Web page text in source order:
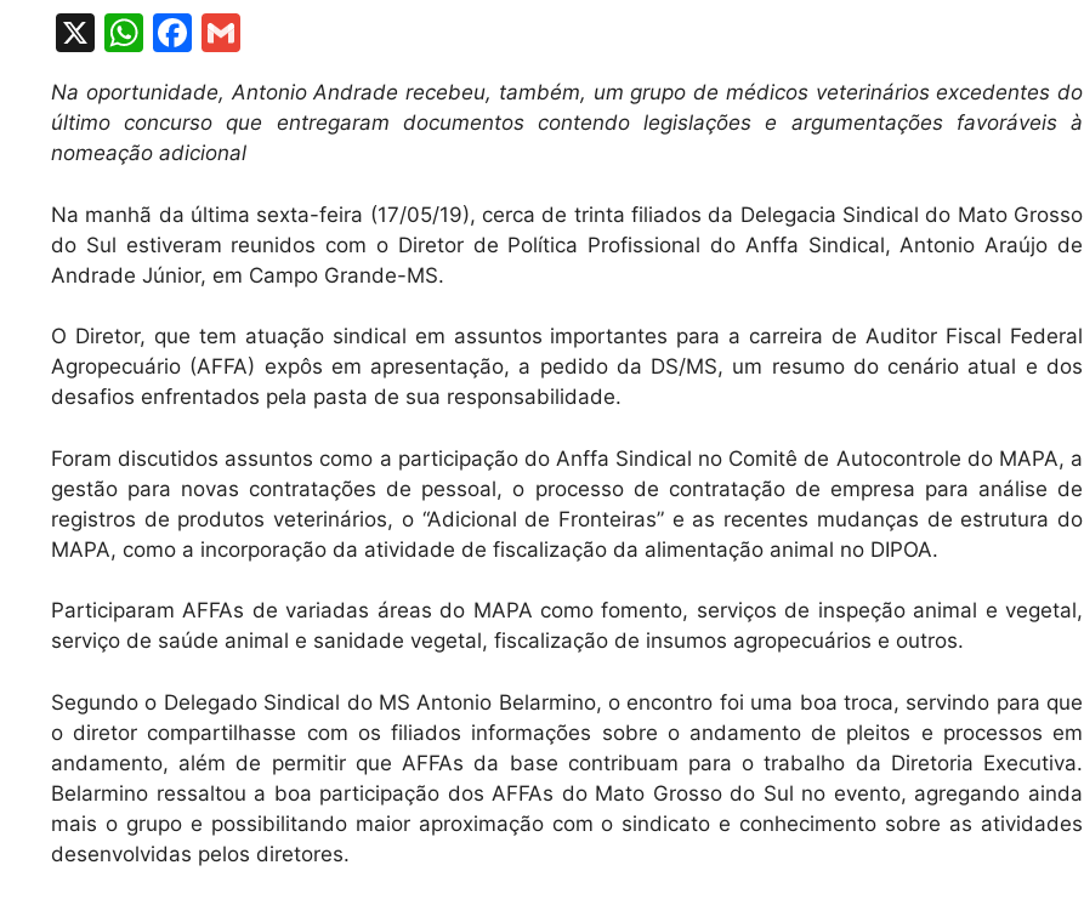
X
W
h
at
s
p
p
F
a
c
e
o
o
m
ai
l
Na oportunidade, Antonio Andrade recebeu, também, um grupo de médicos veterinários excedentes do
último concurso que entregaram documentos contendo legislações e argumentações favoráveis à
nomeação adicional
Na manhã da última sexta-feira (17/05/19), cerca de trinta filiados da Delegacia Sindical do Mato Grosso
do Sul estiveram reunidos com o Diretor de Política Profissional do Anffa Sindical, Antonio Araújo de
Andrade Júnior, em Campo Grande-MS.
O Diretor, que tem atuação sindical em assuntos importantes para a carreira de Auditor Fiscal Federal
Agropecuário (AFFA) expôs em apresentação, a pedido da DS/MS, um resumo do cenário atual e dos
desafios enfrentados pela pasta de sua responsabilidade.
Foram discutidos assuntos como a participação do Anffa Sindical no Comitê de Autocontrole do MAPA, a
gestão para novas contratações de pessoal, o processo de contratação de empresa para análise de
registros de produtos veterinários, o “Adicional de Fronteiras” e as recentes mudanças de estrutura do
MAPA, como a incorporação da atividade de fiscalização da alimentação animal no DIPOA.
Participaram AFFAs de variadas áreas do MAPA como fomento, serviços de inspeção animal e vegetal,
serviço de saúde animal e sanidade vegetal, fiscalização de insumos agropecuários e outros.
Segundo o Delegado Sindical do MS Antonio Belarmino, o encontro foi uma boa troca, servindo para que
o diretor compartilhasse com os filiados informações sobre o andamento de pleitos e processos em
andamento, além de permitir que AFFAs da base contribuam para o trabalho da Diretoria Executiva.
Belarmino ressaltou a boa participação dos AFFAs do Mato Grosso do Sul no evento, agregando ainda
mais o grupo e possibilitando maior aproximação com o sindicato e conhecimento sobre as atividades
desenvolvidas pelos diretores.